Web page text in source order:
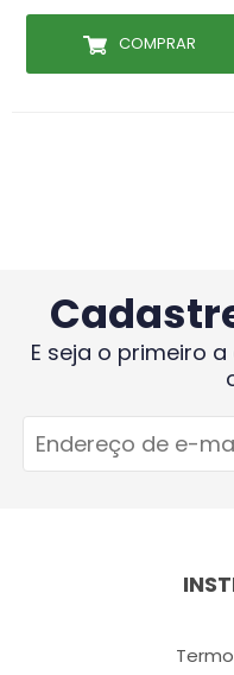
COMPRAR
E seja o primeiro